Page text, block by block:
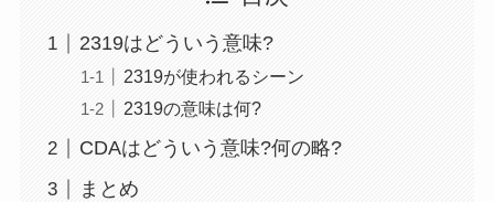
2319はどういう意味?
2319が使われるシーン
2319の意味は何?
CDAはどういう意味?何の略?
まとめ